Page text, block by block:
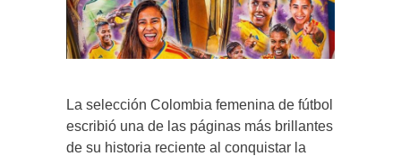
La selección Colombia femenina de fútbol
escribió una de las páginas más brillantes
de su historia reciente al conquistar la